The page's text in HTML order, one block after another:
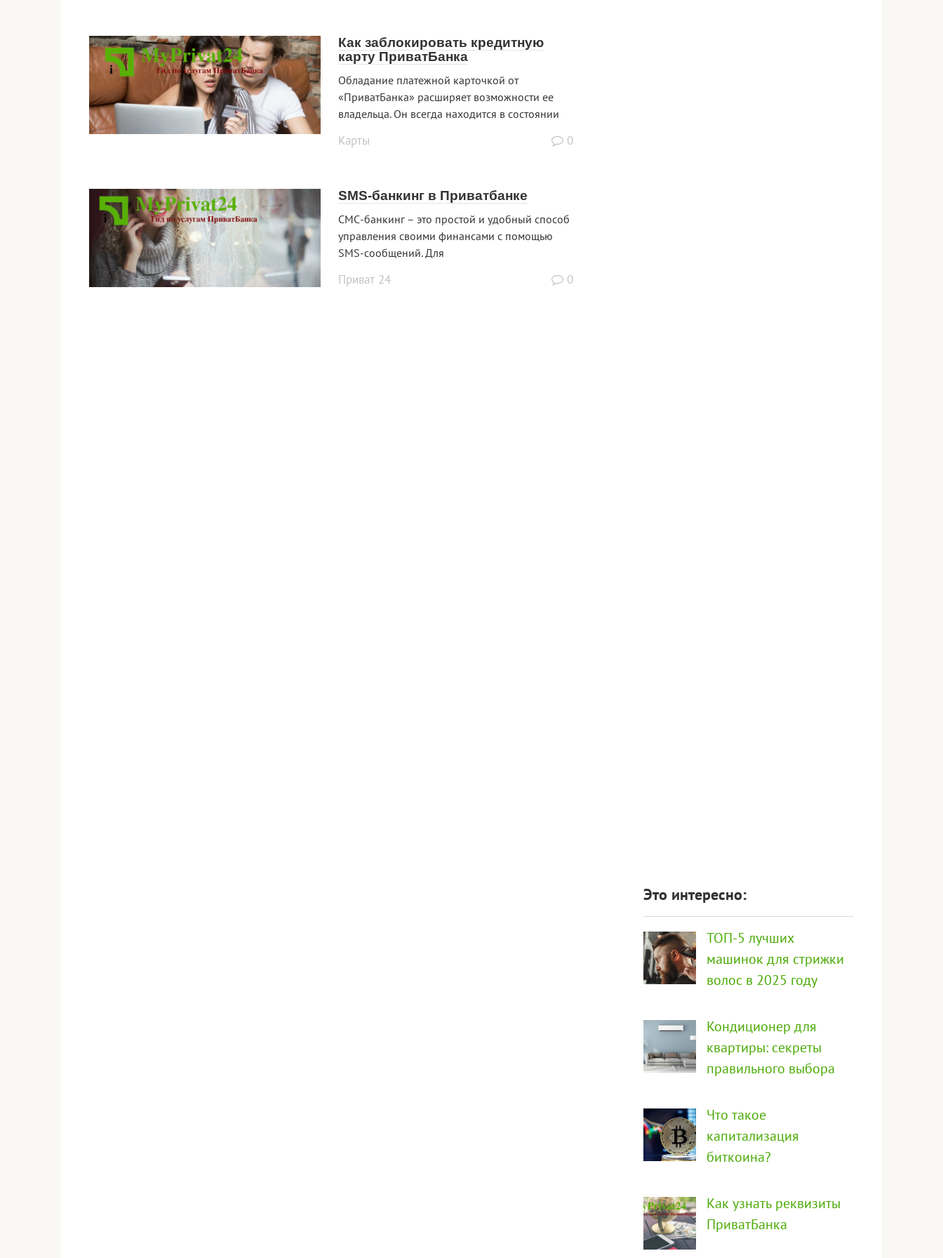
Как заблокировать кредитную
карту ПриватБанка
Обладание платежной карточкой от
«ПриватБанка» расширяет возможности ее
владельца. Он всегда находится в состоянии
Карты 0
SMS-банкинг в Приватбанке
СМС-банкинг – это простой и удобный способ
управления своими финансами с помощью
SMS-сообщений. Для
Приват 24 0
Это интересно:
ТОП-5 лучших
машинок для стрижки
волос в 2025 году
Кондиционер для
квартиры: секреты
правильного выбора
Что такое
капитализация
биткоина?
Как узнать реквизиты
ПриватБанка